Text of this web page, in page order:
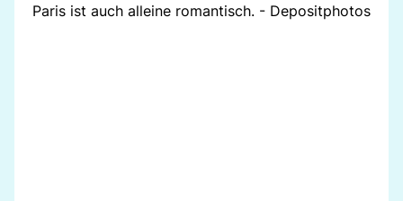
Paris ist auch alleine romantisch. - Depositphotos